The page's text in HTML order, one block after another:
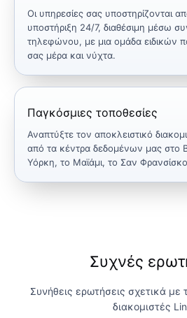
Οι υπηρεσίες σας υποστηρίζονται
υποστήριξη 24/7, διαθέσιμη μέσω
τηλεφώνου, με μια ομάδα ειδικών
σας μέρα και νύχτα.
Παγκόσμιες τοποθεσίες
Αναπτύξτε τον αποκλειστικό
από τα κέντρα δεδομένων μας στο
Υόρκη, το Μαϊάμι, το Σαν
Συχνές
Συνήθεις ερωτήσεις σχετικά με
διακομιστές